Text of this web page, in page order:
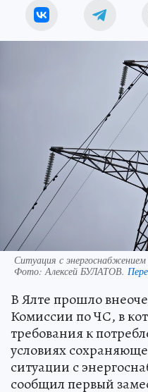
Ситуация с
Фото:Алексей БУЛАТОВ.
В Ялте прошло
Комиссии по ЧС, в
требования к
условиях
ситуации с
сообщил первый